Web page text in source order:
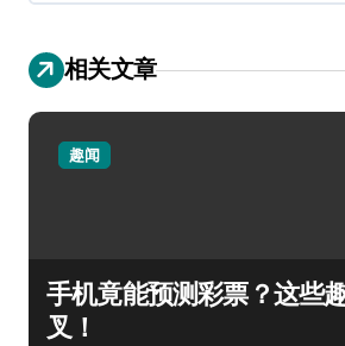
相关文章
趣闻
手机竟能预测彩票？这些
叉！